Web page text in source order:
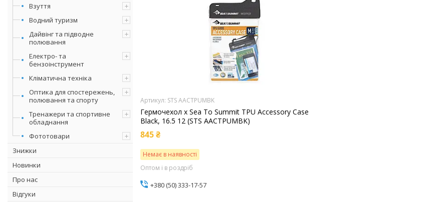
Взуття
Водний туризм
Дайвінг та підводне
полювання
Електро- та
бензоінструмент
Кліматична техніка
Оптика для спостережень,
полювання та спорту
Тренажери та спортивне
обладнання
Фототовари
Знижки
Новинки
Про нас
Відгуки
STS AACTPUMBK
Гермочехол х Sea To Summit TPU Accessory Case
Black, 16.5 12 (STS AACTPUMBK)
845 ₴
Немає в наявності
Оптом і в роздріб
+380 (50) 333-17-57